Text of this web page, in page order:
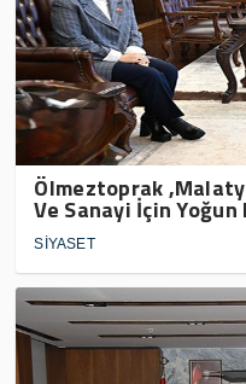
Ölmeztoprak
Ve Sanayi İçin Yoğun
SİYASET